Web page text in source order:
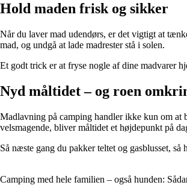
Hold maden frisk og sikker
Når du laver mad udendørs, er det vigtigt at
mad, og undgå at lade madrester stå i solen.
Et godt trick er at fryse nogle af dine madvarer
Nyd måltidet – og roen
Madlavning på camping handler ikke kun om at
velsmagende, bliver måltidet et højdepunkt på
Så næste gang du pakker teltet og gasblusset,
Camping med hele familien – også hunden: